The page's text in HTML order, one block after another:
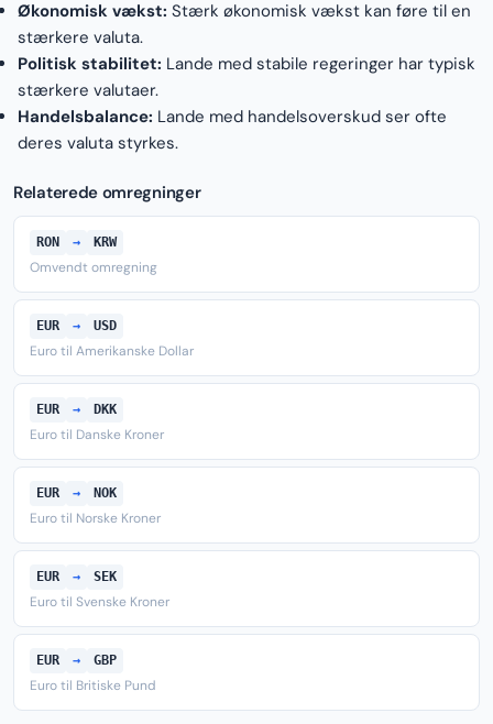
Økonomisk vækst: Stærk økonomisk vækst kan føre til en
stærkere valuta.
Politisk stabilitet: Lande med stabile regeringer har typisk
stærkere valutaer.
Handelsbalance: Lande med handelsoverskud ser ofte
deres valuta styrkes.
Relaterede omregninger
RON → KRW
Omvendt omregning
EUR → USD
Euro til Amerikanske Dollar
EUR → DKK
Euro til Danske Kroner
EUR → NOK
Euro til Norske Kroner
EUR → SEK
Euro til Svenske Kroner
EUR → GBP
Euro til Britiske Pund